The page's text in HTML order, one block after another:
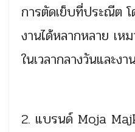
การตัดเย็บที่ประณีต
งานได้หลากหลาย เห
ในเวลากลางวันและง
2. แบรนด์ Moja